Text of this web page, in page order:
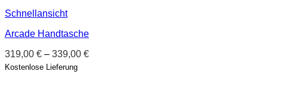
Schnellansicht
Arcade Handtasche
319,00 € – 339,00 €
Kostenlose Lieferung